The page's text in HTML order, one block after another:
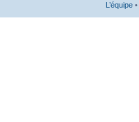
L’équipe •